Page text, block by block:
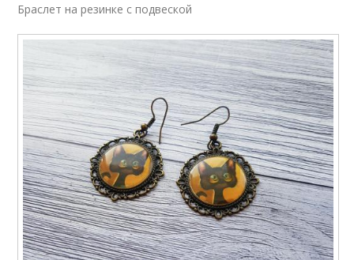
Браслет на резинке с подвеской